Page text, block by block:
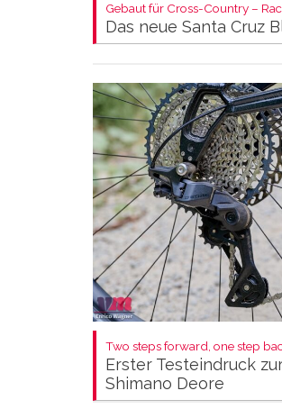
Gebaut für Cross-Country –
Das neue Santa Cruz
Two steps forward, one step
Erster Testeindruck
Shimano Deore